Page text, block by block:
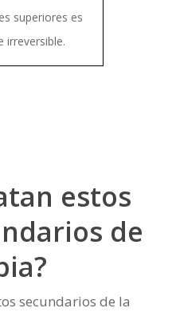
superiores es
irreversible.
estos
de
secundarios de la